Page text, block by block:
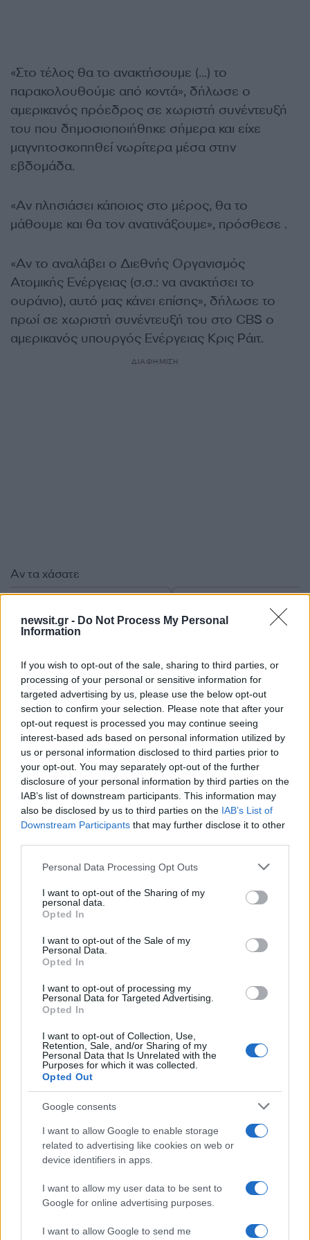
newsit.gr - Do Not Process My Personal
Information
If you wish to opt-out of the sale, sharing to third parties, or
processing of your personal or sensitive information for
targeted advertising by us, please use the below opt-out
section to confirm your selection. Please note that after your
opt-out request is processed you may continue seeing
interest-based ads based on personal information utilized by
us or personal information disclosed to third parties prior to
your opt-out. You may separately opt-out of the further
disclosure of your personal information by third parties on the
IAB’s list of downstream participants. This information may
also be disclosed by us to third parties on the IAB’s List of
Downstream Participants that may further disclose it to other
Please note that this website/app uses one or more Google
not limited to your visit or usage behaviour. You may click to
grant or deny consent to Google and its third-party tags to
use your data for below specified purposes in below Google
consent section.
Personal Data Processing Opt Outs
I want to opt-out of the Sharing of my
personal data.
Opted In
I want to opt-out of the Sale of my
Personal Data.
Opted In
I want to opt-out of processing my
Personal Data for Targeted Advertising.
Opted In
I want to opt-out of Collection, Use,
Retention, Sale, and/or Sharing of my
Personal Data that Is Unrelated with the
Purposes for which it was collected.
Opted Out
Google consents
I want to allow Google to enable storage
related to advertising like cookies on web or
device identifiers in apps.
I want to allow my user data to be sent to
Google for online advertising purposes.
I want to allow Google to send me
«Στο τέλος θα το ανακτήσουμε (…) το
παρακολουθούμε από κοντά», δήλωσε ο
αμερικανός πρόεδρος σε χωριστή συνέντευξή
του που δημοσιοποιήθηκε σήμερα και είχε
μαγνητοσκοπηθεί νωρίτερα μέσα στην
εβδομάδα.
«Αν πλησιάσει κάποιος στο μέρος, θα το
μάθουμε και θα τον ανατινάξουμε», πρόσθεσε .
«Αν το αναλάβει ο Διεθνής Οργανισμός
Ατομικής Ενέργειας (σ.σ.: να ανακτήσει το
ουράνιο), αυτό μας κάνει επίσης», δήλωσε το
πρωί σε χωριστή συνέντευξή του στο CBS ο
αμερικανός υπουργός Ενέργειας Κρις Ράιτ.
ΔΙΑΦΗΜΙΣΗ
Σχόλια
2000 /2000
Όροι Χρήσης . Το site προστατεύεται από reCAPTCHA, ισχύουν
Κόσμος
ΕΜΠΛΟΥΤΙΣΜΕΝΟ ΟΥΡΑΝΙΟ
Share:
Αν τα χάσατε
Ίση με 6 βόμβες Χιροσίμα η
ενέργεια που
απελευθερώθηκε από τη
mega fire σε Αττική και
Βοιωτία - Πώς κάηκε μέσα
σε 2 βράδια το 55% της
έκτασης
«Ψήνονται» στα
δυτική και βόρεια
Ενισχυμένα μελτέμια
μποφόρ στο Αιγαίο